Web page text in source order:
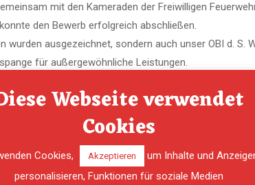
mit den Kameraden der Freiwilligen
den Bewerb erfolgreich abschließen.
wurden ausgezeichnet, sondern auch unser OBI d. S.
für außergewöhnliche Leistungen.
Dank an Roland Gertschnig aussprechen, für
Feuerwehr Lebring-St. Margarethen für die
Webseite verwendet
Cookies
Cookies, Akzeptieren
um Inhalte und
personalisieren, Funktionen für soziale Medien